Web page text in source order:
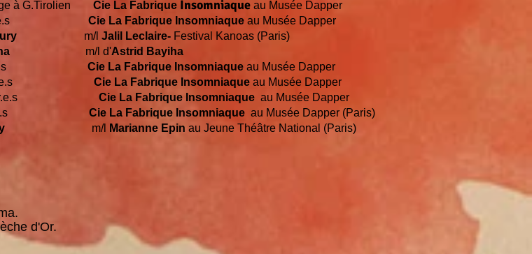
Cie La Fabrique Insomniaque au Musée Dapper
Cie La Fabrique Insomniaque au Musée Dapper
m/l Jalil Leclaire- Festival Kanoas (Paris)
m/l d'Astrid Bayiha
Cie La Fabrique Insomniaque au Musée Dapper
Cie La Fabrique Insomniaque au Musée Dapper
Cie La Fabrique Insomniaque au Musée Dapper
Cie La Fabrique Insomniaque au Musée Dapper (Paris)
m/l Marianne Epin au Jeune Théâtre National (Paris)
d'Or.